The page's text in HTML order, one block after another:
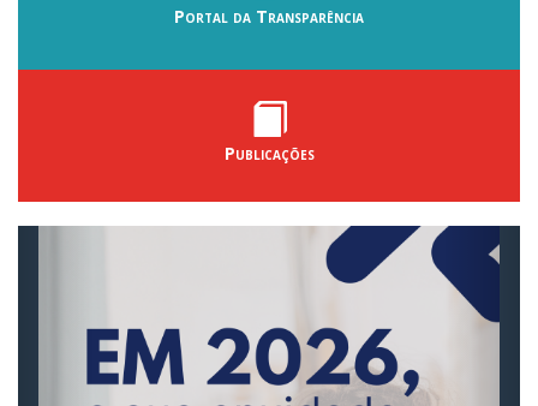
Portal da Transparência
Publicações